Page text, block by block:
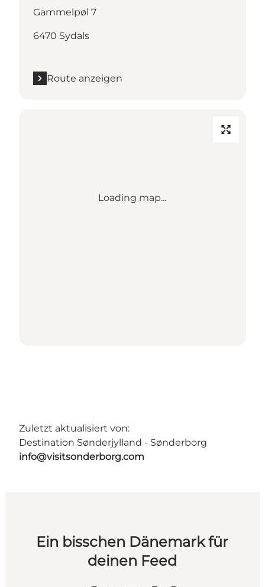
Gammelpøl 7
6470 Sydals
Route anzeigen
Loading map...
Zuletzt aktualisiert von:
Destination Sønderjylland - Sønderborg
info@visitsonderborg.com
Ein bisschen Dänemark für
deinen Feed